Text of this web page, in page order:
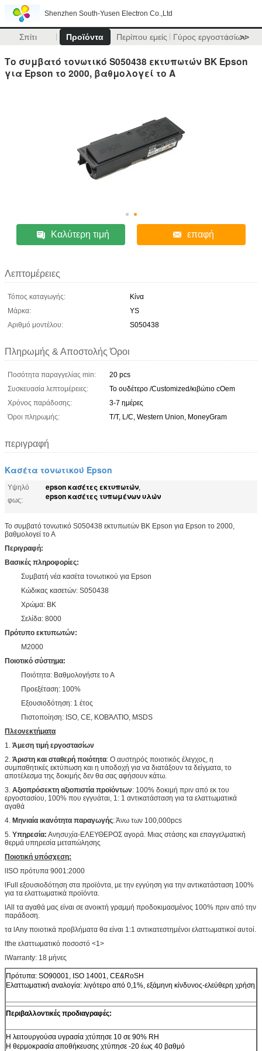
Shenzhen South-Yusen Electron Co.,Ltd
Σπίτι Προϊόντα Περίπου εμείς Γύρος εργοστασίων
>>
Το συμβατό τονωτικό S050438 εκτυπωτών BK Epson
για Epson το 2000, βαθμολογεί το Α
Καλύτερη τιμή επαφή
Λεπτομέρειες
Τόπος καταγωγής:
Κίνα
Μάρκα:
YS
Αριθμό μοντέλου:
S050438
Πληρωμής & Αποστολής Όροι
Ποσότητα παραγγελίας min:
20 pcs
Συσκευασία λεπτομέρειες:
Το ουδέτερο /Customized/κιβώτιο cOem
Χρόνος παράδοσης:
3-7 ημέρες
Όροι πληρωμής:
T/T, L/C, Western Union, MoneyGram
περιγραφή
Κασέτα τονωτικού Epson
Υψηλό
φως:
epson κασέτες εκτυπωτών,
epson κασέτες τυπωμένων υλών
Το συμβατό τονωτικό S050438 εκτυπωτών BK Epson για Epson το 2000,
βαθμολογεί το Α
Περιγραφή:
Βασικές πληροφορίες:
Συμβατή νέα κασέτα τονωτικού για Epson
Κώδικας κασετών: S050438
Χρώμα: BK
Σελίδα: 8000
Πρότυπο εκτυπωτών:
M2000
Ποιοτικό σύστημα:
Ποιότητα: Βαθμολογήστε το Α
Προεξέταση: 100%
Εξουσιοδότηση: 1 έτος
Πιστοποίηση: ISO, CE, ΚΟΒΆΛΤΙΟ, MSDS
Πλεονεκτήματα
1. Άμεση τιμή εργοστασίων
2. Άριστη και σταθερή ποιότητα: Ο αυστηρός ποιοτικός έλεγχος, η
συμπαθητικές εκτύπωση και η υποδοχή για να διατάξουν τα δείγματα, το
αποτέλεσμα της δοκιμής δεν θα σας αφήσουν κάτω.
3. Αξιοπρόσεκτη αξιοπιστία προϊόντων: 100% δοκιμή πριν από εκ του
εργοστασίου, 100% που εγγυάται, 1: 1 αντικατάσταση για τα ελαττωματικά
αγαθά
4. Μηνιαία ικανότητα παραγωγής: Άνω των 100,000pcs
5. Υπηρεσία: Ανησυχία-ΕΛΕΥΘΕΡΟΣ αγορά. Μιας στάσης και επαγγελματική
θερμά υπηρεσία μεταπώλησης
Ποιοτική υπόσχεση:
lISO πρότυπα 9001:2000
lFull εξουσιοδότηση στα προϊόντα, με την εγγύηση για την αντικατάσταση 100%
για τα ελαττωματικά προϊόντα.
lAll τα αγαθά μας είναι σε ανοικτή γραμμή προδοκιμασμένος 100% πριν από την
παράδοση.
τα lAny ποιοτικά προβλήματα θα είναι 1:1 αντικατεστημένοι ελαττωματικοί αυτοί.
lthe ελαττωματικό ποσοστό <1>
lWarranty: 18 μήνες
Πρότυπα: SO90001, ISO 14001, CE&RoSH
Ελαττωματική αναλογία: λιγότερο από 0,1%, εξάμηνη κίνδυνος-ελεύθερη χρήση
Περιβαλλοντικές προδιαγραφές:
Η λειτουργούσα υγρασία χτύπησε 10 σε 90% RH
Η θερμοκρασία αποθήκευσης χτύπησε -20 έως 40 βαθμό